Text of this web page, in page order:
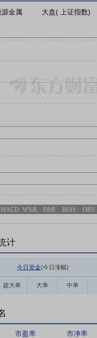
源金属 大盘( 上证指数)
MACD W%R DMI BIAS OBV
计
今日资金(今日涨幅)
超大单 大单 中单
市盈率 市净率